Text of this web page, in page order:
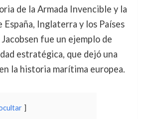
de la Armada Invencible y la
España, Inglaterra y los Países
Jacobsen fue un ejemplo de
estratégica, que dejó una
la historia marítima europea.